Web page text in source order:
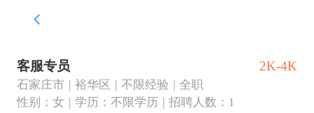
客服专员 2K-4K
石家庄市 裕华区 不限经验
全职
性别：女
学历：不限学历 招聘人数：1